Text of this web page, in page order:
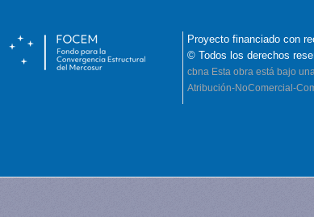
Proyecto financiado con
© Todos los derechos
cbna Esta obra está bajo
Atribución-NoComercial-